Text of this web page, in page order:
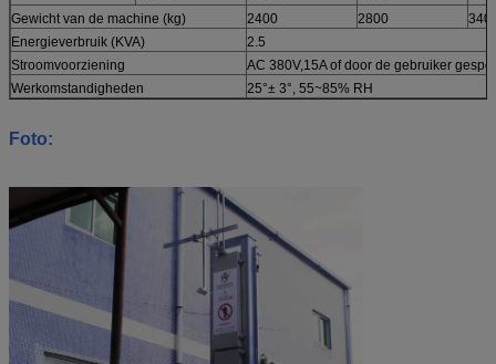
Gewicht van de machine (kg)
2400 2800
Energieverbruik (KVA)
2.5
Stroomvoorziening
AC 380V,15A of door de gebruiker
Werkomstandigheden
25°± 3°, 55~85% RH
Foto: